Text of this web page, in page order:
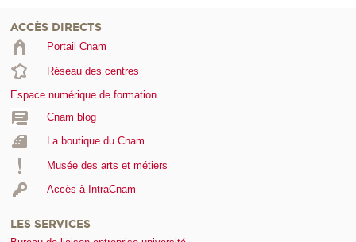
ACCÈS DIRECTS
Portail Cnam
Réseau des centres
Espace numérique de formation
Cnam blog
La boutique du Cnam
Musée des arts et métiers
Accès à IntraCnam
LES SERVICES